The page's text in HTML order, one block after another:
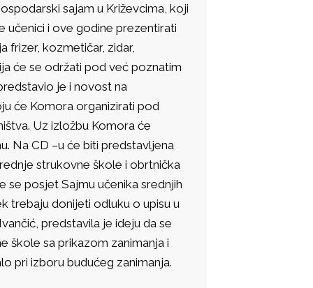
sajam u Križevcima, koji
učenici i ove godine prezentirati
frizer, kozmetičar, zidar,
će se održati pod već poznatim
je i novost na
će Komora organizirati pod
Uz izložbu Komora će
Na CD –u će biti predstavljena
strukovne škole i obrtnička
se posjet Sajmu učenika srednjih
trebaju donijeti odluku o upisu u
predstavila je ideju da se
škole sa prikazom zanimanja i
pri izboru budućeg zanimanja.